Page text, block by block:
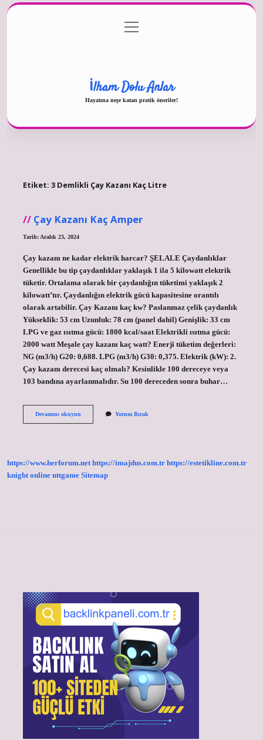
Gizlilik Politikası
menüyü
aç
İlham Dolu Anlar
Hayatına neşe katan pratik öneriler!
Etiket: 3 Demlikli Çay Kazanı Kaç Litre
Çay Kazanı Kaç Amper
Tarih: Aralık 23, 2024
Çay kazanı ne kadar elektrik harcar? ŞELALE Çaydanlıklar
Genellikle bu tip çaydanlıklar yaklaşık 1 ila 5 kilowatt elektrik
tüketir. Ortalama olarak bir çaydanlığın tüketimi yaklaşık 2
kilowatt’tır. Çaydanlığın elektrik gücü kapasitesine orantılı
olarak artabilir. Çay Kazanı kaç kw? Paslanmaz çelik çaydanlık
Yükseklik: 53 cm Uzunluk: 78 cm (panel dahil) Genişlik: 33 cm
LPG ve gaz ısıtma gücü: 1800 kcal/saat Elektrikli ısıtma gücü:
2000 watt Meşale çay kazanı kaç watt? Enerji tüketim değerleri:
NG (m3/h) G20: 0,688. LPG (m3/h) G30: 0,375. Elektrik (kW): 2.
Çay kazanı derecesi kaç olmalı? Kesinlikle 100 dereceye veya
103 bandına ayarlanmalıdır. Su 100 dereceden sonra buhar…
Devamını okuyunÇay
Yorum Bırak
https://www.herforum.net https://imajdus.com.tr https://estetikline.com.tr
knight online nttgame Sitemap